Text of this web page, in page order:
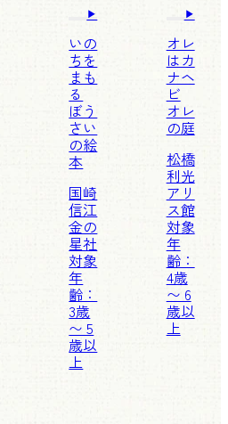
いの
ちを
まも
る
ぼう
さい
の絵
本
国崎
信江
金の
星社
対象
年
齢：
3歳
〜 5
歳以
上
オレ
はカ
ナヘ
ビ
オレ
の庭
松橋
利光
アリ
ス館
対象
年
齢：
4歳
〜 6
歳以
上